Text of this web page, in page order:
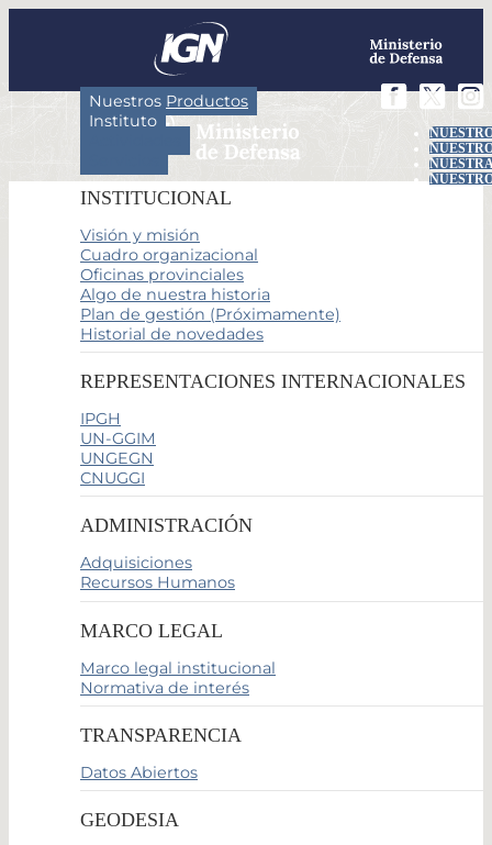
Nuestros Productos
Instituto
INSTITUCIONAL
Visión y misión
Cuadro organizacional
Oficinas provinciales
Algo de nuestra historia
Plan de gestión (Próximamente)
Historial de novedades
REPRESENTACIONES INTERNACIONALES
IPGH
UN-GGIM
UNGEGN
CNUGGI
ADMINISTRACIÓN
Adquisiciones
Recursos Humanos
MARCO LEGAL
Marco legal institucional
Normativa de interés
TRANSPARENCIA
Datos Abiertos
GEODESIA